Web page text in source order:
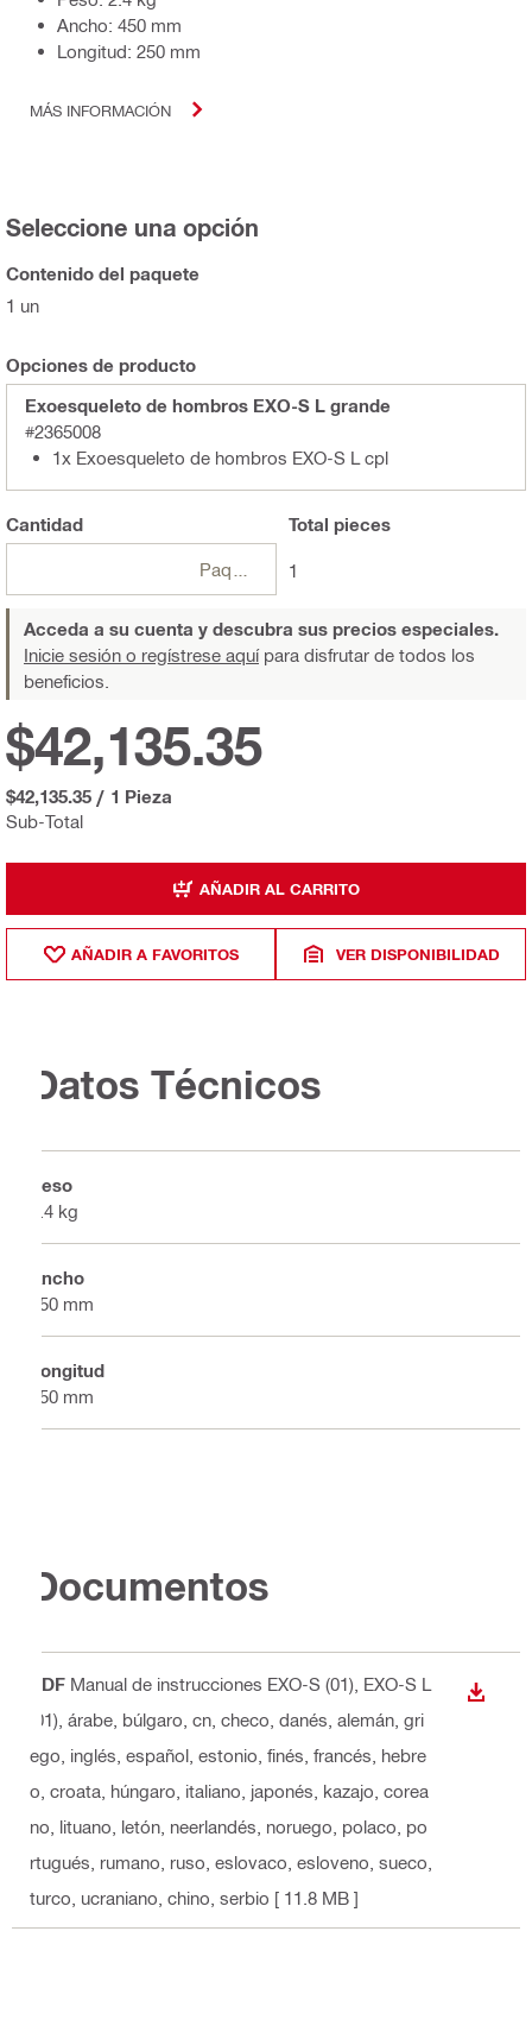
Ancho: 450 mm
Longitud: 250 mm
MÁS INFORMACIÓN
Seleccione una opción
Contenido del paquete
1 un
Opciones de producto
Exoesqueleto de hombros EXO-S L grande
#2365008
1x Exoesqueleto de hombros EXO-S L cpl
Cantidad Total pieces
1
Acceda a su cuenta y descubra sus precios especiales.
Inicie sesión o regístrese aquípara disfrutar de todos los
beneficios.
Sub-Total
$42,135.35
$42,135.35 / 1 Pieza
AÑADIR AL CARRITO
AÑADIR A FAVORITOS VER DISPONIBILIDAD
Datos Técnicos
Peso
2.4 kg
Ancho
450 mm
Longitud
250 mm
Documentos
PDF Manual de instrucciones EXO-S (01), EXO-S L
(01) , árabe, búlgaro, cn, checo, danés, alemán, gri
ego, inglés, español, estonio, finés, francés, hebre
o, croata, húngaro, italiano, japonés, kazajo, corea
no, lituano, letón, neerlandés, noruego, polaco, po
rtugués, rumano, ruso, eslovaco, esloveno, sueco,
turco, ucraniano, chino, serbio [ 11.8 MB ]